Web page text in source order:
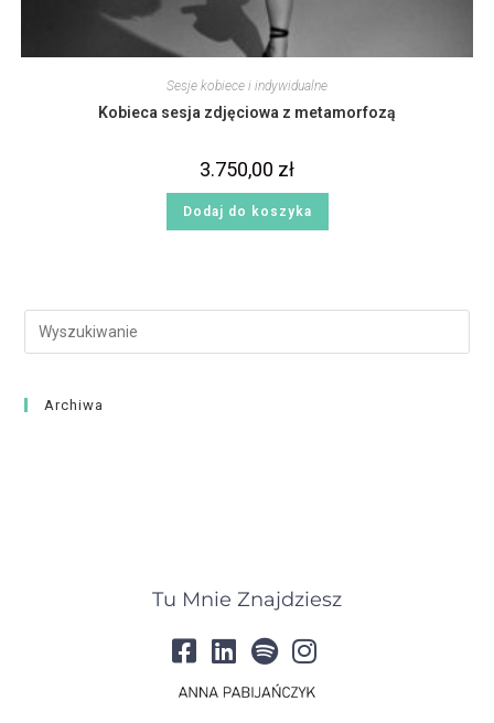
Sesje kobiece i indywidualne
Kobieca sesja zdjęciowa z metamorfozą
3.750,00 zł
Dodaj do koszyka
Archiwa
Tu Mnie Znajdziesz